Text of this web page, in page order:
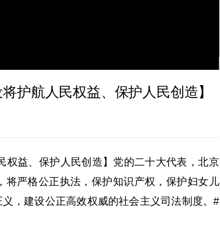
护航人民权益、保护人民创造】
权益、保护人民创造】党的二十大代表，北京
严格公正执法，保护知识产权，保护妇女儿
，建设公正高效权威的社会主义司法制度。#